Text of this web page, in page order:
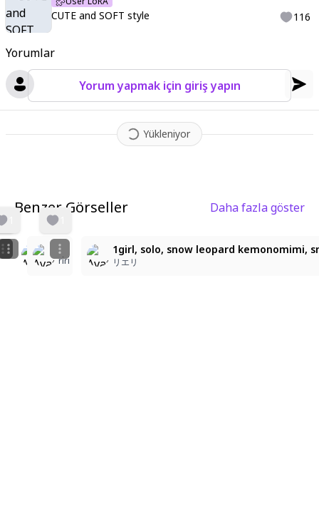
Yorumlar
Yorum yapmak için giriş yapın
Yükleniyor
CUTE and SOFT style 116
Benzer Görseller Daha fazla göster
ミティ
6
시로코
박강선
riri
1girl, solo, snow leopard
リエリ